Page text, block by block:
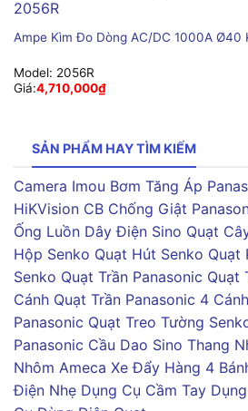
Ampe Kìm Đo Dòng AC/DC 1000A Ø40
Model: 2056R
Giá:4,710,000₫
SẢN PHẨM HAY TÌM KIẾM
Camera Imou Bơm Tăng Áp
HiKVision CB Chống Giật
Ống Luồn Dây Điện Sino Quạt
Hộp Senko Quạt Hút Senko Quạt
Senko Quạt Trần Panasonic Quạt
Cánh Quạt Trần Panasonic 4 Cánh
Panasonic Quạt Treo Tường
Panasonic Cầu Dao Sino Thang
Nhôm Ameca Xe Đẩy Hàng 4
Điện Nhẹ Dụng Cụ Cầm Tay